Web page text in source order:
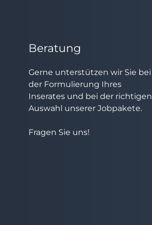
Beratung
Gerne unterstützen wir Sie bei
der Formulierung Ihres
Inserates und bei der richtigen
Auswahl unserer Jobpakete.
Fragen Sie uns!